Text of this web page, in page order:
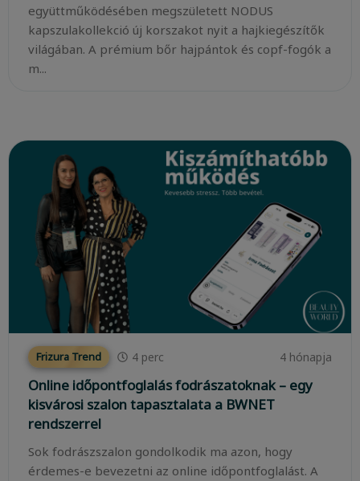
együttműködésében megszületett NODUS
kapszulakollekció új korszakot nyit a hajkiegészítők
világában. A prémium bőr hajpántok és copf-fogók a
m...
Frizura Trend 4 perc 4 hónapja
Online időpontfoglalás fodrászatoknak – egy
kisvárosi szalon tapasztalata a BWNET
rendszerrel
Sok fodrászszalon gondolkodik ma azon, hogy
érdemes-e bevezetni az online időpontfoglalást. A